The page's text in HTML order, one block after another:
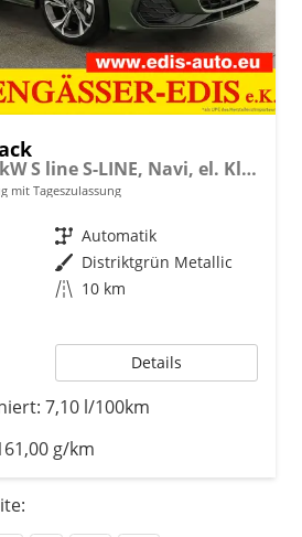
TFSI quattro 150 kW S line S-LINE, Navi, el. Klappe, Sound, Winter, 18-Zoll, 3-J. Garantie
mit Tageszulassung
Getriebe Automatik
Außenfarbe Distriktgrün Metallic
Kilometerstand 10 km
Details
7,10 l/100km
g/km